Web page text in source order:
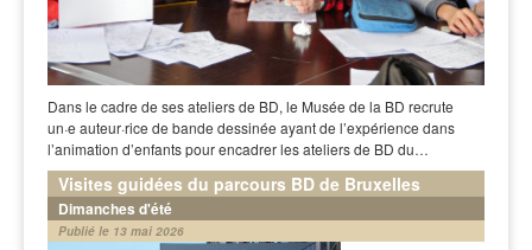
Dans le cadre de ses ateliers de BD, le Musée de la BD recrute
un·e auteur·rice de bande dessinée ayant de l’expérience dans
l’animation d’enfants pour encadrer les ateliers de BD du…
Visites guidées du parcours BD de Bruxelles
Dimanches d'été
Publié le 13 mai 2026